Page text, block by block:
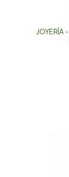
JOYERÍA